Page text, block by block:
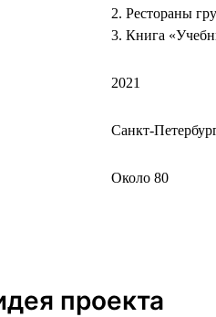
2. Рестораны
3. Книга
2021
Санкт-
Около 80
проекта